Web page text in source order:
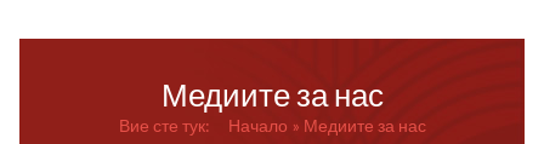
Медиите за нас
Вие сте тук: Начало Медиите за нас